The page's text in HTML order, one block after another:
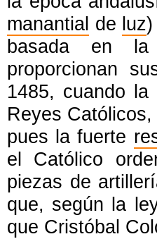
manantial de luz)
basada en
proporcionan
1485, cuando la
Reyes
pues la fuerte
el Católico
piezas de
que, según la
que Cristóbal